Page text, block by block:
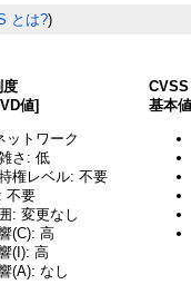
とは?)
度
値]
ットワーク
さ: 低
権レベル: 不要
不要
: 変更なし
(C): 高
(I): 高
(A): なし
基本